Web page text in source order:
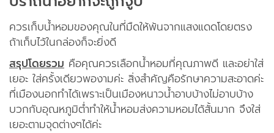
ควรเก็บน้ำหอมของคุณในที่มืดให้พ้นจากแสงแดดโดยตรง
ถ้าเก็บไว้ในกล่องก็จะยิ่งดี
สรุปโดยรวม คือคุณควรเลือกน้ำหอมที่คุณภาพดี และอย่าใส่
เยอะ ใส่ครั้งเดียวพองามค่ะ สิ่งสำคัญคือรักษาความสะอาดค่ะ
ที่เมืองนอกทำได้เพราะเป็นเมืองหนาวน้ำอาบบ้างไม่อาบบ้าง
บวกกับอุณหภูมิต่ำทำให้น้ำหอมส่งความหอมได้สั้นมาก จึงใส่
เยอะตามจุดต่างๆได้ค่ะ